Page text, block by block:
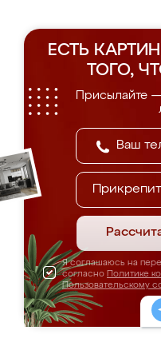
ЕСТЬ
ТОГО,
Присылайте
Я соглашаюсь на
согласно Политике
Пользовательскому